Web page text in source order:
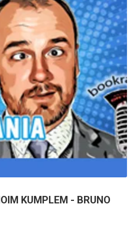
KUMPLEM - BRUNO